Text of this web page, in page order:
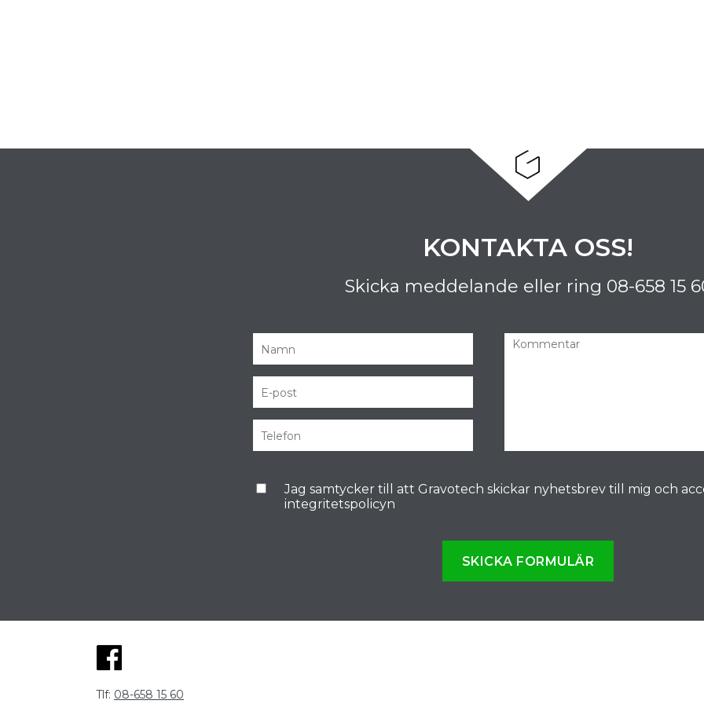
KONTAKTA OSS!
Skicka meddelande eller ring 08-658 15
Jag samtycker till att Gravotech skickar nyhetsbrev till mig och
integritetspolicyn
SKICKA FORMULÄR
Tlf: 08-658 15 60